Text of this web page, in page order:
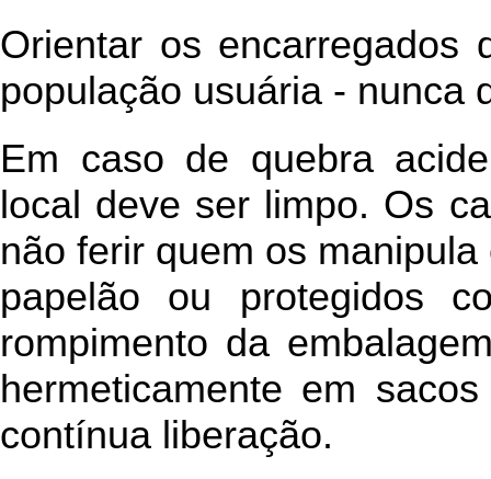
Orientar os encarregados
população usuária - nunca
Em caso de quebra
local deve ser limpo. Os
não ferir quem os
papelão ou protegidos
rompimento da
hermeticamente em
contínua liberação.